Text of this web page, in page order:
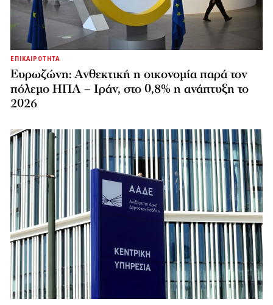
ΕΠΙΚΑΙΡΟΤΗΤΑ
Ευρωζώνη: Ανθεκτική η οικονομία παρά τον
πόλεμο ΗΠΑ – Ιράν, στο 0,8% η ανάπτυξη το
2026